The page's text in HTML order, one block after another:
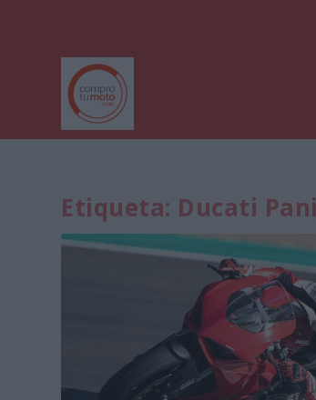
Etiqueta: Ducati